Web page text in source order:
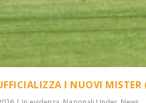
I NUOVI MISTER